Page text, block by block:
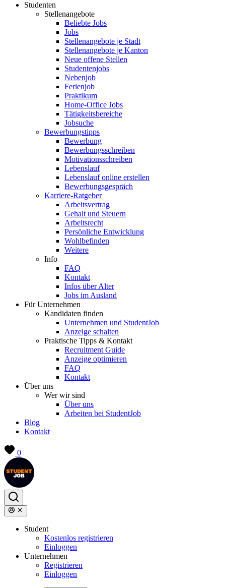
Studenten
Stellenangebote
Beliebte Jobs
Jobs
Stellenangebote je Stadt
Stellenangebote je Kanton
Neue offene Stellen
Studentenjobs
Nebenjob
Ferienjob
Praktikum
Home-Office Jobs
Tätigkeitsbereiche
Jobsuche
Bewerbungstipps
Bewerbung
Bewerbungsschreiben
Motivationsschreiben
Lebenslauf
Lebenslauf online erstellen
Bewerbungsgespräch
Karriere-Ratgeber
Arbeitsvertrag
Gehalt und Steuern
Arbeitsrecht
Persönliche Entwicklung
Wohlbefinden
Weitere
Info
FAQ
Kontakt
Infos über Alter
Jobs im Ausland
Für Unternehmen
Kandidaten finden
Unternehmen und StudentJob
Anzeige schalten
Praktische Tipps & Kontakt
Recruitment Guide
Anzeige optimieren
FAQ
Kontakt
Über uns
Wer wir sind
Über uns
Arbeiten bei StudentJob
Blog
Kontakt
0
Student
Kostenlos registrieren
Einloggen
Unternehmen
Registrieren
Einloggen